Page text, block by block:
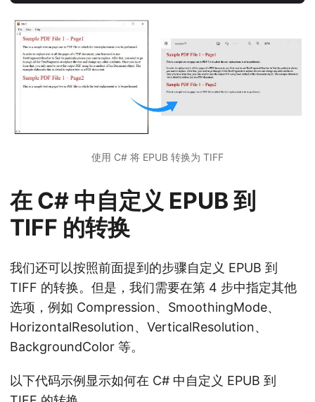
使用 C# 将 EPUB 转换为 TIFF
在 C# 中自定义 EPUB 到
TIFF 的转换
我们还可以按照前面提到的步骤自定义 EPUB 到
TIFF 的转换。但是，我们需要在第 4 步中指定其他
选项，例如 Compression、SmoothingMode、
HorizontalResolution、VerticalResolution、
BackgroundColor 等。
以下代码示例显示如何在 C# 中自定义 EPUB 到